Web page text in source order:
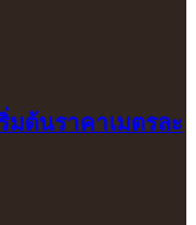
มต้นราคาเมตรละ